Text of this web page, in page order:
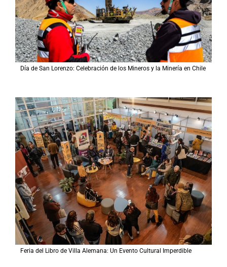
Día de San Lorenzo: Celebración de los Mineros y la Minería en Chile
Feria del Libro de Villa Alemana: Un Evento Cultural Imperdible